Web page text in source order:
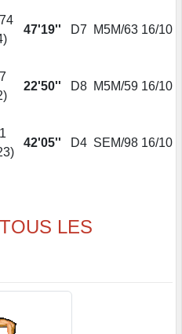
)
47'19'' D7 M5M/63 16/10
)
22'50'' D8 M5M/59 16/10
)
42'05'' D4 SEM/98 16/10
LES